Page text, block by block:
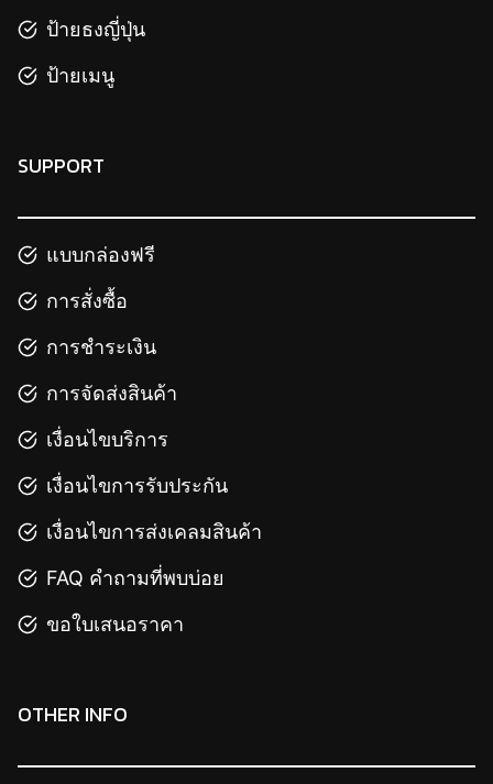
ป้ายธงญี่ปุ่น
ป้ายเมนู
SUPPORT
แบบกล่องฟรี
การสั่งซื้อ
การชำระเงิน
การจัดส่งสินค้า
เงื่อนไขบริการ
เงื่อนไขการรับประกัน
เงื่อนไขการส่งเคลมสินค้า
FAQ คำถามที่พบบ่อย
ขอใบเสนอราคา
OTHER INFO